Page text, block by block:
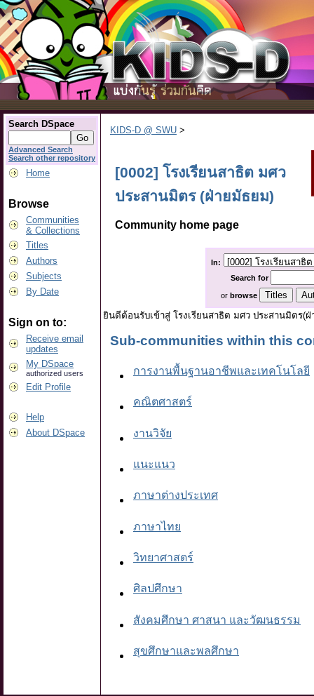
Search DSpace
Advanced Search
Search other repository
Home
Browse
Communities
& Collections
Titles
Authors
Subjects
By Date
Sign on to:
Receive email
updates
My DSpace
authorized users
Edit Profile
Help
About DSpace
KIDS-D @ SWU >
[0002] โรงเรียนสาธิต มศว
ประสานมิตร (ฝ่ายมัธยม)
Community home page
In:
Search for
or browse
ยินดีต้อนรับเข้าสู่ โรงเรียนสาธิต มศว ประสานมิตร(
Sub-communities within this
การงานพื้นฐานอาชีพและเทคโนโลยี
คณิตศาสตร์
งานวิจัย
แนะแนว
ภาษาต่างประเทศ
ภาษาไทย
วิทยาศาสตร์
ศิลปศึกษา
สังคมศึกษา ศาสนา และวัฒนธรรม
สุขศึกษาและพลศึกษา